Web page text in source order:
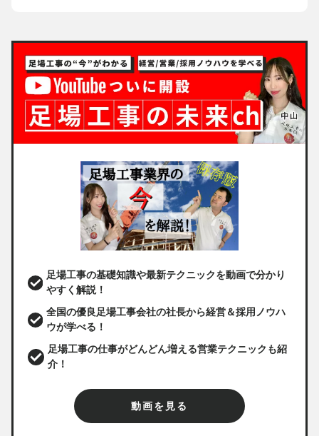
足場工事の基礎知識や最新テクニックを動画で分かり
やすく解説！
全国の優良足場工事会社の社長から経営＆採用ノウハ
ウが学べる！
足場工事の仕事がどんどん増える営業テクニックも紹
介！
動画を見る